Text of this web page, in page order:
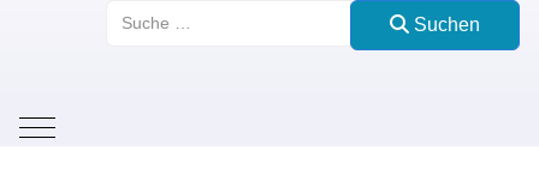
Suchen
Mobile Menu Toggle